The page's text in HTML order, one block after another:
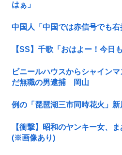
はぁ」
中国人「中国では赤信号でも右
【SS】千歌「おはよー！今日
ビニールハウスからシャイン
だ無職の男逮捕 岡山
例の「琵琶湖三市同時花火」新
【衝撃】昭和のヤンキー女、
(※画像あり)